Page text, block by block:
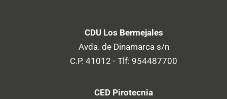
CDU Los Bermejales
Avda. de Dinamarca s/n
C.P. 41012 - Tlf: 954487700
CED Pirotecnia